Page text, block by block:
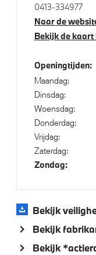
Geluidswerende
Extra getint glas
Adaptieve LED
Trekhaak
Raamomlijsting
Trekhaak met
M
22 inch BMW
M Hoogglans
BMW Iconic
M Koplampen
0413-334977
Naar de
Bekijk de kaart
Openingtijden:
Maandag:
Dinsdag:
Woensdag:
Donderdag:
Vrijdag:
Zaterdag:
Zondag:
Bekijk
Bekijk
Bekijk